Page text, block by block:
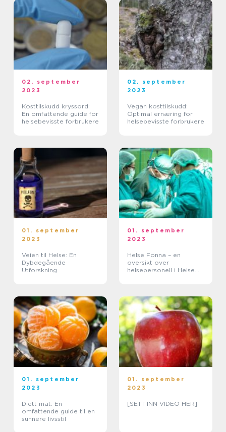
02. september
2023
Kosttilskudd kryssord:
En omfattende guide for
helsebevisste forbrukere
02. september
2023
Vegan kosttilskudd:
Optimal ernæring for
helsebevisste forbrukere
01. september
2023
Veien til Helse: En
Dybdegående
Utforskning
01. september
2023
Helse Fonna – en
oversikt over
helsepersonell i Helse
01. september
2023
Diett mat: En
omfattende guide til en
sunnere livsstil
01. september
2023
[SETT INN VIDEO HER]